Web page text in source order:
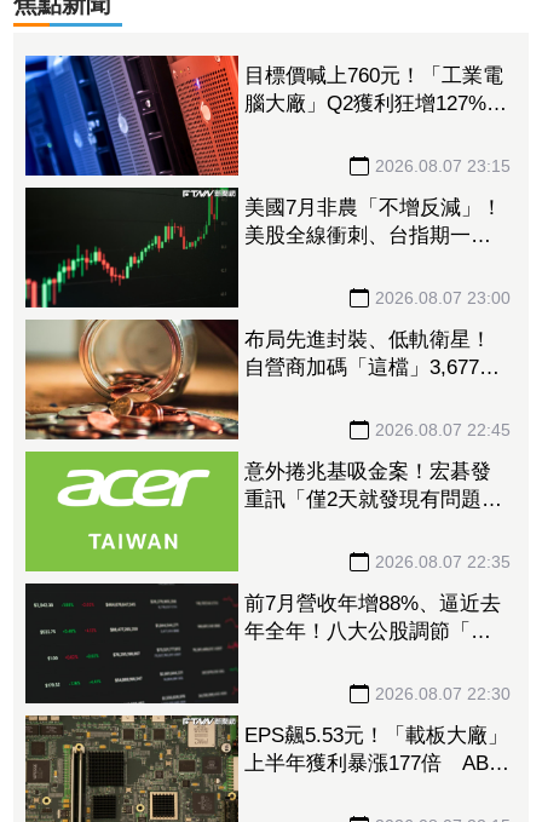
目標價喊上760元！「工業電
腦大廠」Q2獲利狂增127%
2026.08.07 23:15
美國7月非農「不增反減」！
美股全線衝刺、台指期一度
2026.08.07 23:00
布局先進封裝、低軌衛星！
自營商加碼「這檔」3,677萬
2026.08.07 22:45
意外捲兆基吸金案！宏碁發
重訊「僅2天就發現有問題」
2026.08.07 22:35
前7月營收年增88%、逼近去
年全年！八大公股調節「這
2026.08.07 22:30
EPS飆5.53元！「載板大廠」
上半年獲利暴漲177倍 ABF